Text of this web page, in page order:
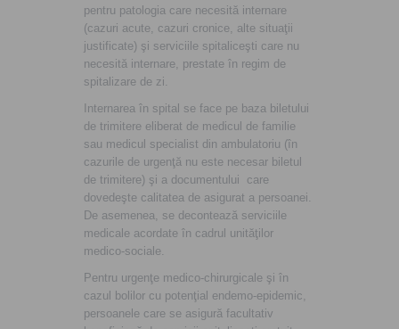
pentru patologia care necesită internare
(cazuri acute, cazuri cronice, alte situaţii
justificate) şi serviciile spitaliceşti care nu
necesită internare, prestate în regim de
spitalizare de zi.
Internarea în spital se face pe baza biletului
de trimitere eliberat de medicul de familie
sau medicul specialist din ambulatoriu (în
cazurile de urgenţă nu este necesar biletul
de trimitere) şi a documentului care
dovedeşte calitatea de asigurat a persoanei.
De asemenea, se decontează serviciile
medicale acordate în cadrul unităţilor
medico-sociale.
Pentru urgenţe medico-chirurgicale şi în
cazul bolilor cu potenţial endemo-epidemic,
persoanele care se asigură facultativ